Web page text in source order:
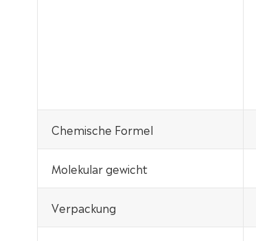
Chemische Formel
Molekular gewicht
Verpackung